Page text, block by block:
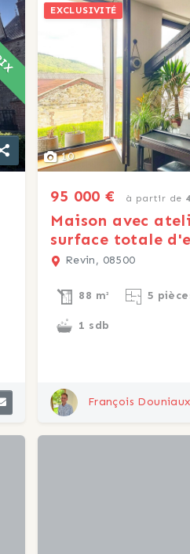
10
EXCLUSIVITÉ
95 000 € à partir de
Maison avec
surface totale
Revin, 08500
88 m² 5
1 sdb
François Douniaux